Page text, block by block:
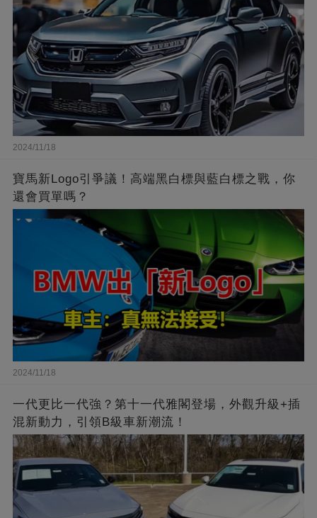
2024/11/18
寶馬新Logo引爭議！高端黑白標與藍白標之戰，你
還會買單嗎？
2024/11/18
一代更比一代強？第十一代雅閣登場，外觀升級+插
混新動力，引領B級車新潮流！